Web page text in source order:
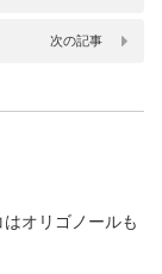
次の記事
オリゴノールも